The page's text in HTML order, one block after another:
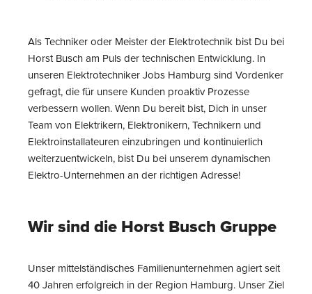
Als Techniker oder Meister der Elektrotechnik bist Du bei
Horst Busch am Puls der technischen Entwicklung. In
unseren Elektrotechniker Jobs Hamburg sind Vordenker
gefragt, die für unsere Kunden proaktiv Prozesse
verbessern wollen. Wenn Du bereit bist, Dich in unser
Team von Elektrikern, Elektronikern, Technikern und
Elektroinstallateuren einzubringen und kontinuierlich
weiterzuentwickeln, bist Du bei unserem dynamischen
Elektro-Unternehmen an der richtigen Adresse!
Wir sind die Horst Busch Gruppe
Unser mittelständisches Familienunternehmen agiert seit
40 Jahren erfolgreich in der Region Hamburg. Unser Ziel